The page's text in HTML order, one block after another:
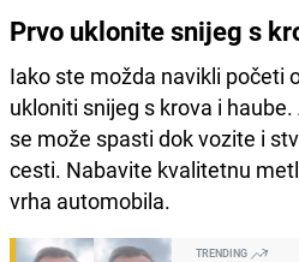
Prvo uklonite snijeg s
Iako ste možda navikli početi
ukloniti snijeg s krova i
se može spasti dok vozite i
cesti. Nabavite kvalitetnu
vrha automobila.
TRENDING